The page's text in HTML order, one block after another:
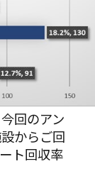
回のアン
からご回
ト回収率